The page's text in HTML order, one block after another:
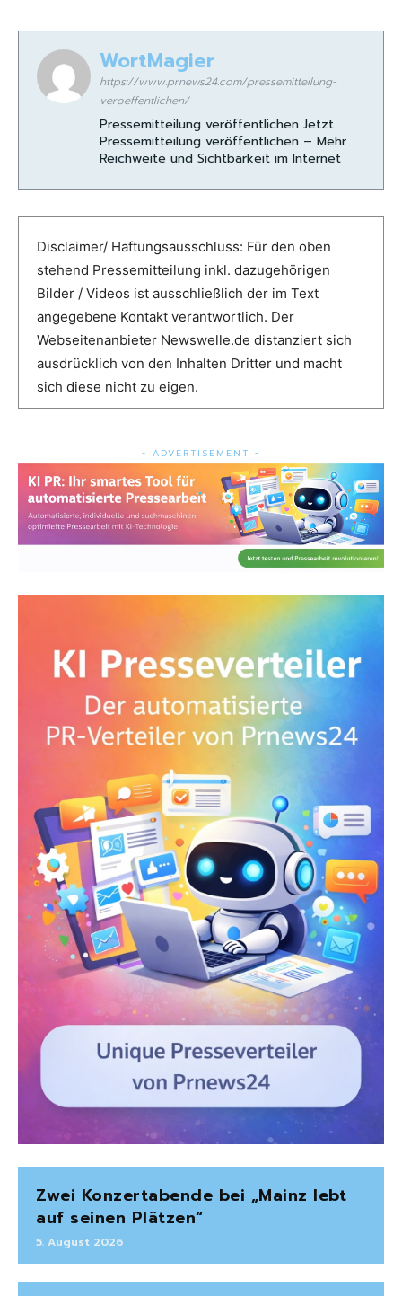
WortMagier
https://www.prnews24.com/pressemitteilung-
veroeffentlichen/
Pressemitteilung veröffentlichen Jetzt
Pressemitteilung veröffentlichen – Mehr
Reichweite und Sichtbarkeit im Internet
Disclaimer/ Haftungsausschluss: Für den oben
stehend Pressemitteilung inkl. dazugehörigen
Bilder / Videos ist ausschließlich der im Text
angegebene Kontakt verantwortlich. Der
Webseitenanbieter Newswelle.de distanziert sich
ausdrücklich von den Inhalten Dritter und macht
sich diese nicht zu eigen.
- ADVERTISEMENT -
Zwei Konzertabende bei „Mainz lebt
auf seinen Plätzen“
5. August 2026